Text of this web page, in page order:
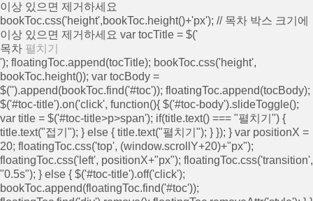
이상 있으면 제거하세요
bookToc.css('height',bookToc.height()+'px'); // 목차 박스 크기에
이상 있으면 제거하세요 var tocTitle = $('
목차 펼치기
'); floatingToc.append(tocTitle); bookToc.css('height',
bookToc.height()); var tocBody =
$('').append(bookToc.find('#toc')); floatingToc.append(tocBody);
$('#toc-title').on('click', function(){ $('#toc-body').slideToggle();
var title = $('#toc-title>p>span'); if(title.text() === "펼치기") {
title.text("접기"); } else { title.text("펼치기"); } }); } var positionX =
20; floatingToc.css('top', (window.scrollY+20)+"px");
floatingToc.css('left', positionX+"px"); floatingToc.css('transition',
"0.5s"); } else { $('#toc-title').off('click');
bookToc.append(floatingToc.find('#toc'));